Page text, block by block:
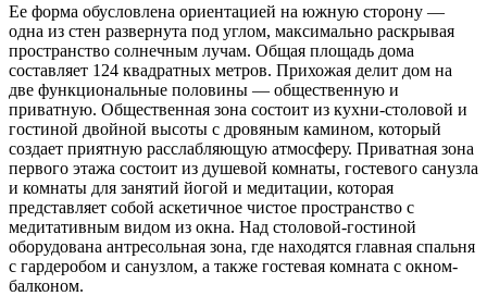
Ее форма обусловлена ориентацией на южную сторону —
одна из стен развернута под углом, максимально раскрывая
пространство солнечным лучам. Общая площадь дома
составляет 124 квадратных метров. Прихожая делит дом на
две функциональные половины — общественную и
приватную. Общественная зона состоит из кухни-столовой и
гостиной двойной высоты с дровяным камином, который
создает приятную расслабляющую атмосферу. Приватная зона
первого этажа состоит из душевой комнаты, гостевого санузла
и комнаты для занятий йогой и медитации, которая
представляет собой аскетичное чистое пространство с
медитативным видом из окна. Над столовой-гостиной
оборудована антресольная зона, где находятся главная спальня
с гардеробом и санузлом, а также гостевая комната с окном-
балконом.